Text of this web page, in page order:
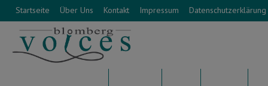
Startseite Über Uns Kontakt Impressum Datenschutzerklärung